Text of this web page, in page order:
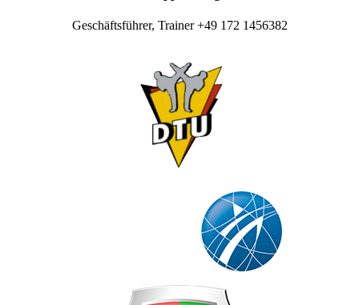
Geschäftsführer, Trainer +49 172 1456382